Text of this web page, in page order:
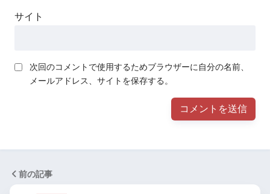
サイト
次回のコメントで使用するためブラウザーに自分の名前、
メールアドレス、サイトを保存する。
前の記事